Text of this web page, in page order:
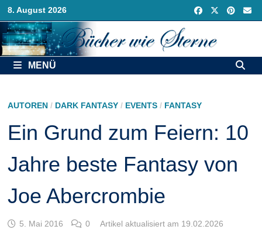
Zurück
zum
Inhalt
8. August 2026
MENÜ
AUTOREN/ DARK FANTASY/ EVENTS/ FANTASY
Ein Grund zum Feiern: 10
Jahre beste Fantasy von
Joe Abercrombie
5. Mai 2016 0 Artikel aktualisiert am 19.02.2026